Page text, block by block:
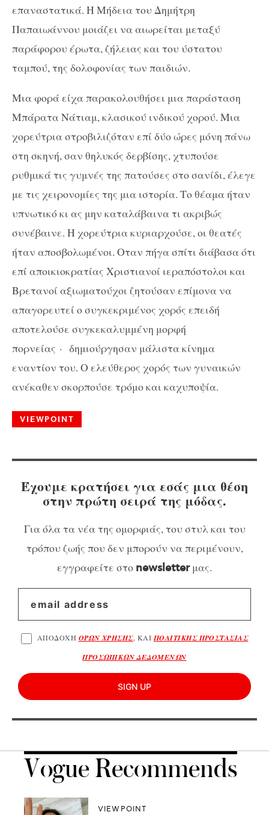
επαναστατικά. Η Μήδεια του Δημήτρη
Παπαιωάννου μοιάζει να αιωρείται μεταξύ
παράφορου έρωτα, ζήλειας και του ύστατου
ταμπού, της δολοφονίας των παιδιών.
Μια φορά είχα παρακολουθήσει μια παράσταση
Μπάρατα Νάτιαμ, κλασικού ινδικού χορού. Μια
χορεύτρια στροβιλιζόταν επί δύο ώρες μόνη πάνω
στη σκηνή, σαν θηλυκός δερβίσης, χτυπούσε
ρυθμικά τις γυμνές της πατούσες στο σανίδι, έλεγε
με τις χειρονομίες της μια ιστορία. Το θέαμα ήταν
υπνωτικό κι ας μην καταλάβαινα τι ακριβώς
συνέβαινε. Η χορεύτρια κυριαρχούσε, οι θεατές
ήταν αποσβολωμένοι. Οταν πήγα σπίτι διάβασα ότι
επί αποικιοκρατίας Χριστιανοί ιεραπόστολοι και
Βρετανοί αξιωματούχοι ζητούσαν επίμονα να
απαγορευτεί ο συγκεκριμένος χορός επειδή
αποτελούσε συγκεκαλυμμένη μορφή
πορνείας · δημιούργησαν μάλιστα κίνημα
εναντίον του. Ο ελεύθερος χορός των γυναικών
ανέκαθεν σκορπούσε τρόμο και καχυποψία.
VIEWPOINT
Έχουμε κρατήσει για εσάς μια θέση
στην πρώτη σειρά της μόδας.
Για όλα τα νέα της ομορφιάς, του στυλ και του
τρόπου ζωής που δεν μπορούν να περιμένουν,
εγγραφείτε στο newsletterμας.
ΑΠΟΔΟΧΗ ΟΡΩΝ ΧΡΗΣΗΣ, ΚΑΙ ΠΟΛΙΤΙΚΗΣ ΠΡΟΣΤΑΣΙΑΣ
ΠΡΟΣΩΠΙΚΩΝ ΔΕΔΟΜΕΝΩΝ
SIGN UP
Vogue Recommends
VIEWPOINT